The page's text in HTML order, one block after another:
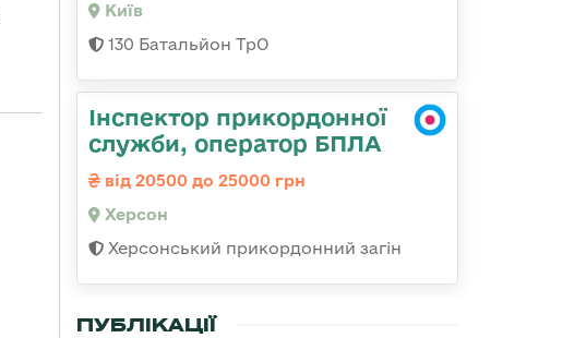
Київ
130 Батальйон ТрО
Інспектор прикордонної
служби, оператор БПЛА
від 20500 до 25000 грн
Херсон
Херсонський прикордонний загін
ПУБЛІКАЦІЇ